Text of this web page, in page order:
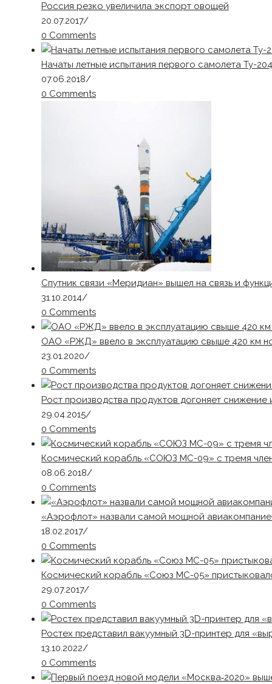
Россия резко увеличила экспорт овощей
20.07.2017/
0 Comments
Начаты летные испытания первого самолета Ту-
07.06.2018/
0 Comments
Спутник связи «Меридиан» вышел на связь и
31.10.2014/
0 Comments
ОАО «РЖД» ввело в эксплуатацию свыше 420 км
23.01.2020/
0 Comments
Рост производства продуктов догоняет снижение
29.04.2015/
0 Comments
Космический корабль «СОЮЗ МС-09» с тремя
08.06.2018/
0 Comments
«Аэрофлот» назвали самой мощной
18.02.2017/
0 Comments
Космический корабль «Союз МС-05»
29.07.2017/
0 Comments
Ростех представил вакуумный 3D-принтер для
13.10.2022/
0 Comments